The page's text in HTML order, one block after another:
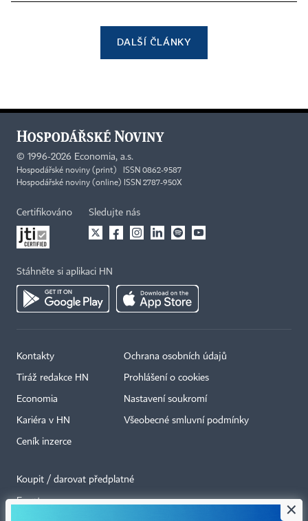
DALŠÍ ČLÁNKY
© 1996-2026 Economia, a.s.
Hospodářské noviny (print) ISSN 0862-9587
Hospodářské noviny (online) ISSN 2787-950X
Certifikováno Sledujte nás
Stáhněte si aplikaci HN
Kontakty
Tiráž redakce HN
Economia
Kariéra v HN
Ceník inzerce
Ochrana osobních údajů
Prohlášení o cookies
Nastavení soukromí
Všeobecné smluvní podmínky
Koupit / darovat předplatné
Eventy ×